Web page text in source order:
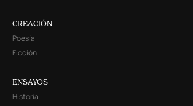
CREACIÓN
Poesía
Ficción
ENSAYOS
Historia